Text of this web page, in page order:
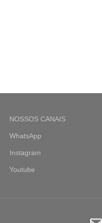
NOSSOS CANAIS
WhatsApp
Instagram
Youtube